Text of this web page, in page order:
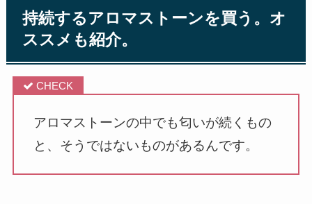
持続するアロマストーンを買う。オ
ススメも紹介。
アロマストーンの中でも匂いが続くもの
と、そうではないものがあるんです。